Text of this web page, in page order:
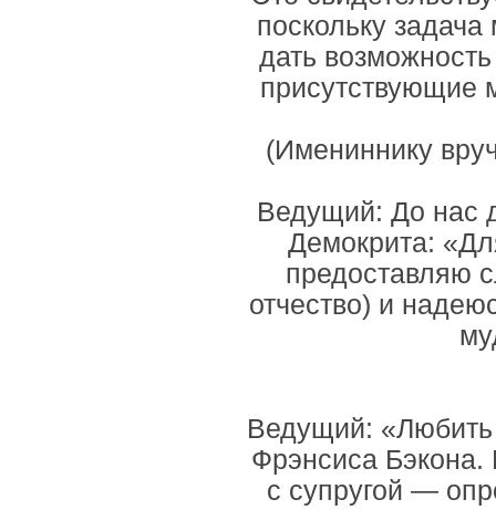
поскольку
дать
присутствующие
(Имениннику
Ведущий: До нас
Демокрита:
предоставляю
отчество) и
Ведущий:
Фрэнсиса
с супругой —